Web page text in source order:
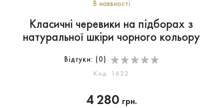
В наявності
Класичні черевики на підборах з
натуральної шкіри чорного кольору
Відгуки: ( 0 )
Код: 1622
4 280 грн.